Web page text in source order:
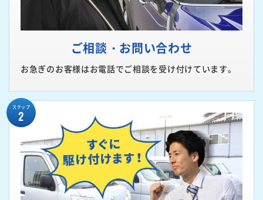
ご相談・お問い合わせ
お急ぎのお客様はお電話でご相談を受け付けています。
ステップ
2